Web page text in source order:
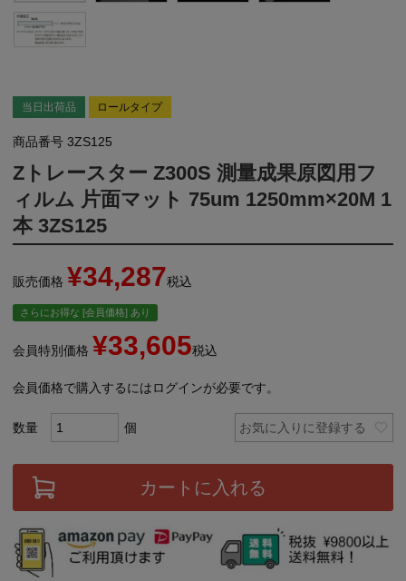
当日出荷品 ロールタイプ
商品番号 3ZS125
Zトレースター Z300S 測量成果原図用フ
ィルム 片面マット 75um 1250mm×20M 1
本 3ZS125
販売価格 ¥34,287税込
さらにお得な [会員価格] あり
会員特別価格 ¥33,605税込
会員価格で購入するにはログインが必要です。
お気に入りに登録する
カートに入れる